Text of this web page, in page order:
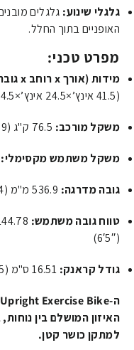
גלגלי שינוע: גלגלים
האופניים בתוך החלל.
מפרט טכני:
מידות (אורך x רוחב x גובה):
(
41.5אינץ’×
24.5 אינץ’×
משקל מורכב: 76.5 ק"ג (
משקל משתמש מקסימלי:
גובה מדרגה: 536.9מ"מ (
טווח גובה משתמש:
(
6′5′′
)
גודל קראנק: 16.51ס"מ (
האיזון המושלם בין
למתקן כושר קטן.